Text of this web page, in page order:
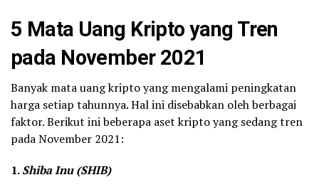
5 Mata Uang Kripto yang Tren
pada November 2021
Banyak mata uang kripto yang mengalami peningkatan
harga setiap tahunnya. Hal ini disebabkan oleh berbagai
faktor. Berikut ini beberapa aset kripto yang sedang tren
pada November 2021:
1.Shiba Inu (SHIB)